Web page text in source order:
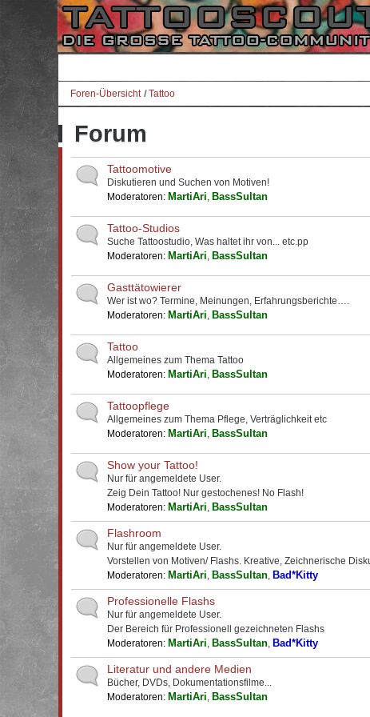
Foren-Übersicht Tattoo
Forum
Tattoomotive
Diskutieren und Suchen von Motiven!
Moderatoren: MartiAri, BassSultan
Tattoo-Studios
Suche Tattoostudio, Was haltet ihr von... etc.pp
Moderatoren: MartiAri, BassSultan
Gasttätowierer
Wer ist wo? Termine, Meinungen, Erfahrungsberichte….
Moderatoren: MartiAri, BassSultan
Tattoo
Allgemeines zum Thema Tattoo
Moderatoren: MartiAri, BassSultan
Tattoopflege
Allgemeines zum Thema Pflege, Verträglichkeit etc
Moderatoren: MartiAri, BassSultan
Show your Tattoo!
Nur für angemeldete User.
Zeig Dein Tattoo! Nur gestochenes! No Flash!
Moderatoren: MartiAri, BassSultan
Flashroom
Nur für angemeldete User.
Vorstellen von Motiven/ Flashs. Kreative, Zeichnerische
Moderatoren: MartiAri, BassSultan, Bad*Kitty
Professionelle Flashs
Nur für angemeldete User.
Der Bereich für Professionell gezeichneten Flashs
Moderatoren: MartiAri, BassSultan, Bad*Kitty
Literatur und andere Medien
Bücher, DVDs, Dokumentationsfilme...
Moderatoren: MartiAri, BassSultan